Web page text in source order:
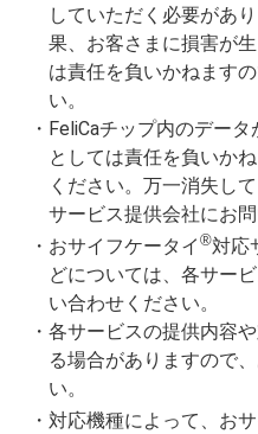
していただく必要があ
果、お客さまに損害が
は責任を負いかねます
い。
FeliCaチップ内のデー
としては責任を負いか
ください。万一消失し
サービス提供会社にお問
おサイフケータイ ®対応
どについては、各サー
い合わせください。
各サービスの提供内容
る場合がありますので
い。
対応機種によって、お